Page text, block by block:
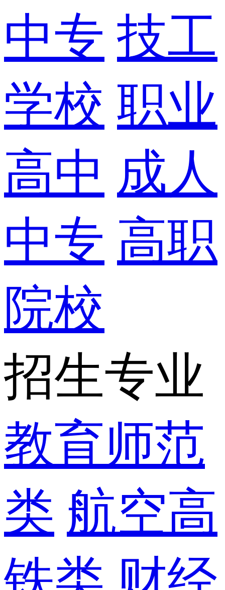
中专 技工
学校 职业
高中 成人
中专 高职
院校
招生专业
教育师范
类 航空高